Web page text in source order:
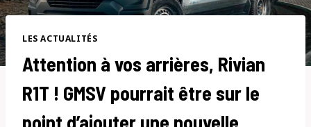
LES ACTUALITÉS
Attention à vos arrières, Rivian
R1T ! GMSV pourrait être sur le
point d’ajouter une nouvelle